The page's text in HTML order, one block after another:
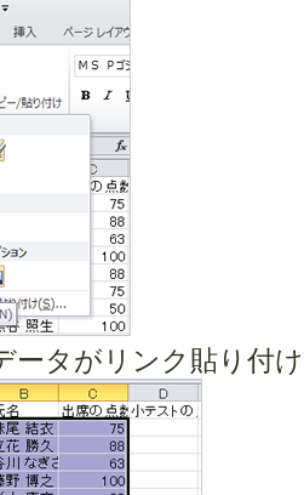
ータがリンク貼り付